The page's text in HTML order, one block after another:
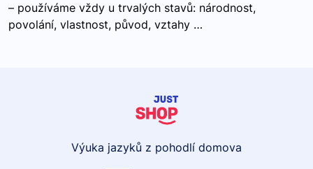
– používáme vždy u trvalých stavů: národnost,
povolání, vlastnost, původ, vztahy …
Výuka jazyků z pohodlí domova